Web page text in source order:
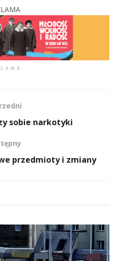
sobie narkotyki
przedmioty i zmiany